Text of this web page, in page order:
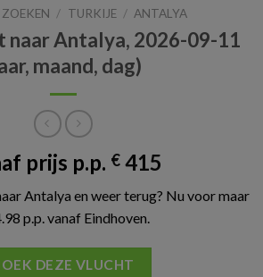
/ TURKIJE / ANTALYA
Antalya, 2026-09-11
maand, dag)
prijs p.p. € 415
Antalya en weer terug? Nu voor maar
p.p. vanaf Eindhoven.
DEZE VLUCHT